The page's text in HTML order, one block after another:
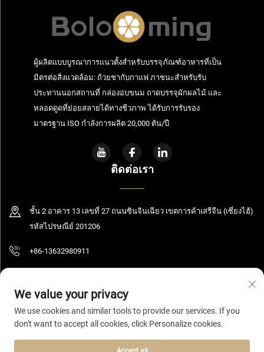
ผู้ผลิตแบบบูรณาการแนวตั้งสำหรับบรรจุภัณฑ์อาหารที่เป็น
มิตรต่อสิ่งแวดล้อม: ถ้วยชากับกาแฟ ภาชนะสำหรับรับ
ประทานนอกสถานที่ กล่องอบขนม ถาดบรรจุผักผลไม้ และ
หลอดดูดที่ย่อยสลายได้ทางชีวภาพ ได้รับการรับรอง
มาตรฐาน ISO กำลังการผลิต 20,000 ตัน/ปี
ติดต่อเรา
ชั้น 2 อาคาร 13 เลขที่ 27 ถนนซินจินเฉียว เขตการค้าเสรีจีน (เซี่ยงไฮ้)
รหัสไปรษณีย์ 201206
+86-13632980911
ลิขสิทธิ์ © 2026 เซี่ยงไฮ้ โบลูมิง เทคโนโลยี จำกัด สงวนสิทธิ์ทั้งหมด
ความเป็นส่วนตัว
We value your privacy
We use cookies and similar tools to provide our services. If you
don't want to accept all cookies, click Personalize cookies.